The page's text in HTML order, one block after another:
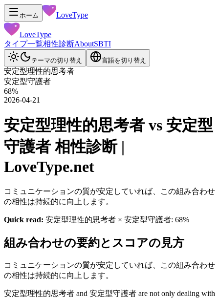
ホーム LoveType
LoveType
タイプ一覧相性診断AboutSBTI
テーマの切り替え 言語を切り替え
安定型理性的思考者
安定型守護者
68%
2026-04-21
安定型理性的思考者 vs 安定型
守護者 相性診断 |
LoveType.net
コミュニケーションの質が安定していれば、この組み合わせ
の相性は持続的に向上します。
Quick read: 安定型理性的思考者 × 安定型守護者: 68%
組み合わせの要約とスコアの見方
コミュニケーションの質が安定していれば、この組み合わせ
の相性は持続的に向上します。
安定型理性的思考者 and 安定型守護者 are not only dealing with